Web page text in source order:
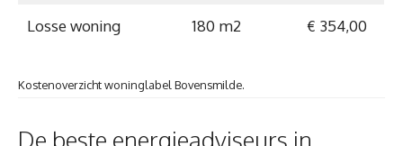
Losse woning 180 m2 € 354,00
Kostenoverzicht woninglabel Bovensmilde.
De beste energieadviseurs in